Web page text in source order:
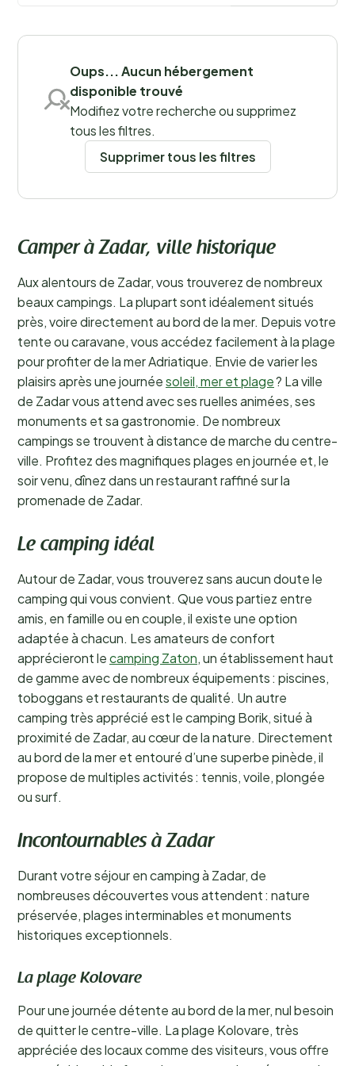
Lieux
Sauvegarder les filtres
Oups... Aucun hébergement
disponible trouvé
Modifiez votre recherche ou supprimez
tous les filtres.
Supprimer tous les filtres
Camper à Zadar, ville historique
Aux alentours de Zadar, vous trouverez de nombreux
beaux campings. La plupart sont idéalement situés
près, voire directement au bord de la mer. Depuis votre
tente ou caravane, vous accédez facilement à la plage
pour profiter de la mer Adriatique. Envie de varier les
plaisirs après une journéesoleil, mer et plage? La ville
de Zadar vous attend avec ses ruelles animées, ses
monuments et sa gastronomie. De nombreux
campings se trouvent à distance de marche du centre-
ville. Profitez des magnifiques plages en journée et, le
soir venu, dînez dans un restaurant raffiné sur la
promenade de Zadar.
Le camping idéal
Autour de Zadar, vous trouverez sans aucun doute le
camping qui vous convient. Que vous partiez entre
amis, en famille ou en couple, il existe une option
adaptée à chacun. Les amateurs de confort
apprécieront lecamping Zaton, un établissement haut
de gamme avec de nombreux équipements : piscines,
toboggans et restaurants de qualité. Un autre
camping très apprécié est le camping Borik, situé à
proximité de Zadar, au cœur de la nature. Directement
au bord de la mer et entouré d’une superbe pinède, il
propose de multiples activités : tennis, voile, plongée
ou surf.
Incontournables à Zadar
Durant votre séjour en camping à Zadar, de
nombreuses découvertes vous attendent : nature
préservée, plages interminables et monuments
historiques exceptionnels.
La plage Kolovare
Pour une journée détente au bord de la mer, nul besoin
de quitter le centre-ville. La plage Kolovare, très
appréciée des locaux comme des visiteurs, vous offre